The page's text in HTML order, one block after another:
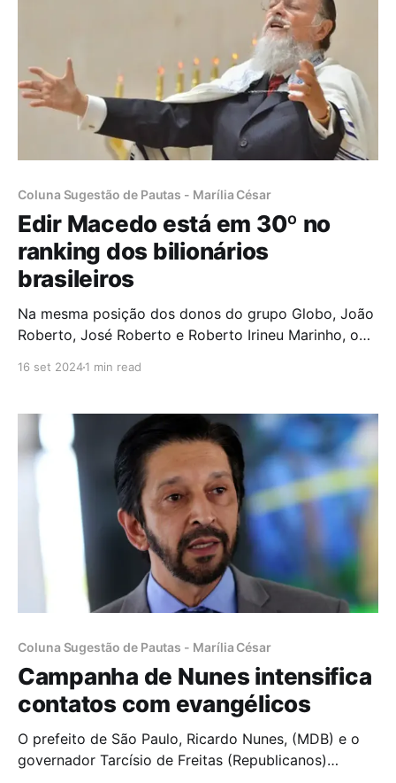
Coluna Sugestão de Pautas - Marília César
Edir Macedo está em 30º no
ranking dos bilionários
brasileiros
Na mesma posição dos donos do grupo Globo, João
Roberto, José Roberto e Roberto Irineu Marinho, o
fortuna avaliada em R$ 10,33 bilhões.
16 set 20241 min read
Coluna Sugestão de Pautas - Marília César
Campanha de Nunes intensifica
contatos com evangélicos
O prefeito de São Paulo, Ricardo Nunes, (MDB) e o
governador Tarcísio de Freitas (Republicanos)